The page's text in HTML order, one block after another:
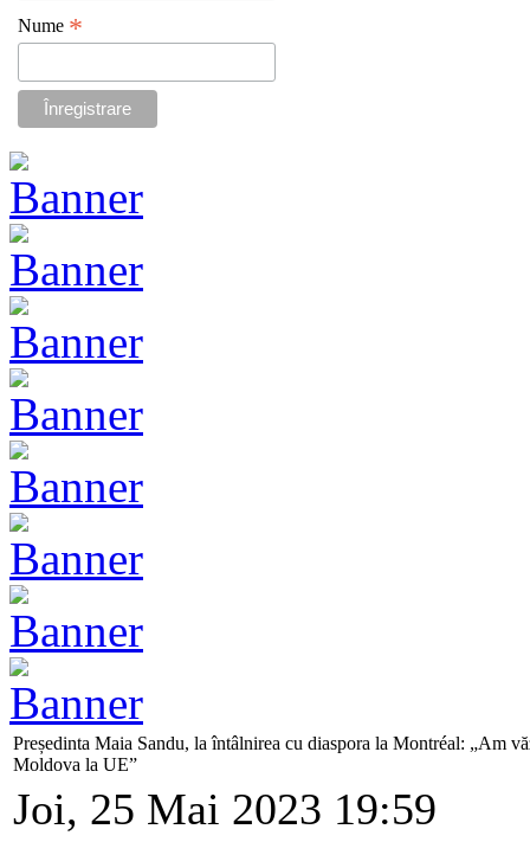
Nume *
Președinta Maia Sandu, la întâlnirea cu diaspora la Montréal: „Am
Moldova la UE”
Joi, 25 Mai 2023 19:59